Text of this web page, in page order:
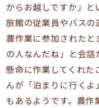
からお越しですか」と
旅館の従業員やバス
農作業に参加された
の人なんだね」と会話
懸命に作業してくれた
んが「泊まりに行く
もあるようです。農